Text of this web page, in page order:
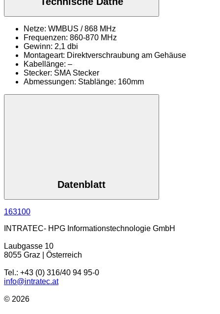
Netze: WMBUS / 868 MHz
Frequenzen: 860-870 MHz
Gewinn: 2,1 dbi
Montageart: Direktverschraubung am Gehäuse
Kabellänge: –
Stecker: SMA Stecker
Abmessungen: Stablänge: 160mm
Datenblatt
163100
INTRATEC- HPG Informationstechnologie GmbH
Laubgasse 10
8055 Graz | Österreich
Tel.: +43 (0) 316/40 94 95-0
info@intratec.at
© 2026